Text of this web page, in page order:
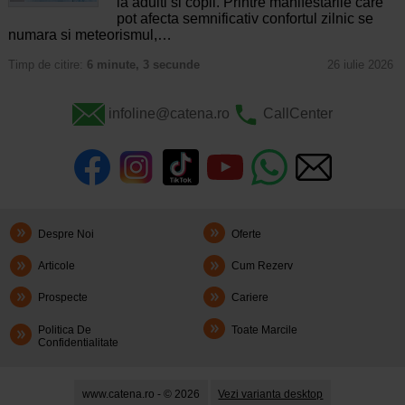
pot afecta semnificativ confortul zilnic se
numara si meteorismul,…
Timp de citire: 6 minute, 3 secunde 26 iulie 2026
infoline@catena.ro CallCenter
Despre Noi Oferte
Articole Cum Rezerv
Prospecte Cariere
Politica De
Confidentialitate
Toate Marcile
www.catena.ro - © 2026 Vezi varianta desktop